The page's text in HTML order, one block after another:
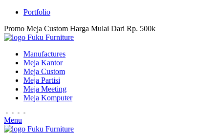
Portfolio
Promo Meja Custom Harga Mulai Dari Rp. 500k
Manufactures
Meja Kantor
Meja Custom
Meja Partisi
Meja Meeting
Meja Komputer
Menu